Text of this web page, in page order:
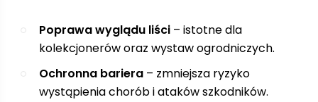
Poprawa wyglądu liści – istotne dla
kolekcjonerów oraz wystaw ogrodniczych.
Ochronna bariera – zmniejsza ryzyko
wystąpienia chorób i ataków szkodników.